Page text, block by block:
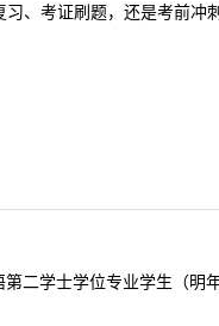
、考证刷题，还是考前
学士学位专业学生（明